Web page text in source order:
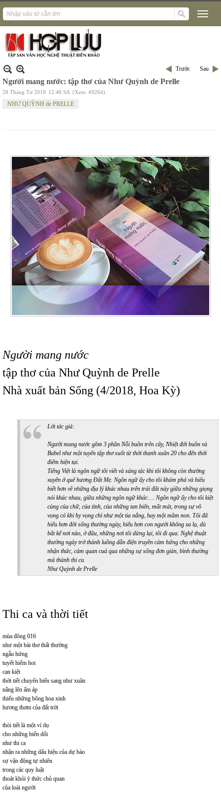
Trước Sau
Người mang nước: tập thơ của Như Quỳnh de Prelle
28 Tháng Tư 2018 12:46 SA (Xem: 49264)
NHƯ QUỲNH de PRELLE
Người mang nước
tập thơ của Như Quỳnh de Prelle
Nhà xuất bản Sống (4/2018, Hoa Kỳ)
Lời tác giả:
Người mang nướcgồm 3 phần Nỗi buồn trên cây, Nhiệt đới buồn và
Babel như một tuyển tập thơ suốt từ thời thanh xuân 20 cho đến thời
điểm hiện tại.
Tiếng Việt là ngôn ngữ tôi viết và sáng tác khi tôi không còn thường
xuyên ở quê hương Đất Mẹ. Ngôn ngữ ấy cho tôi khám phá và hiểu
biết hơn về những địa lý khác nhau trên trái đất này giữa những giọng
nói khác nhau, giữa những ngôn ngữ khác…. Ngôn ngữ ấy cho tôi kiệt
cùng của chữ, của tình, của những tan biến, mất mát, trong sự vô
vọng có khi hy vọng chỉ như một tia nắng, hay một mầm non. Tôi đã
hiểu hơn đời sống thường ngày, hiểu hơn con người không xa lạ, dù
bất kể nơi nào, ở đâu, những nơi tôi dừng lại, tôi đi qua. Nghệ thuật
thường ngày trở thành luồng dẫn điện truyền cảm hứng cho những
nhận thức, cảm quan cuả qua những sự sống đơn giản, bình thường
mà thành thi ca.
Như Quỳnh de Prelle
Thi ca và thời tiết
mùa đông 016
như một bài thơ thất thường
ngẫu hứng
tuyết hiếm hoi
cạn kiệt
thời tiết chuyển biến sang như xuân
nắng lên ấm áp
thiếu những bông hoa xinh
hương thơm của đất trời
thòi tiết là một ví dụ
cho những biến dổi
như thi ca
nhận ra những dấu hiệu của dự báo
sự vận động tự nhiên
trong các quy luật
thoát khỏi ý thức chủ quan
của loài người